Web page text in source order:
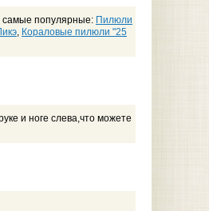
самые популярные: Пилюли
, Кораловые пилюли "25
и ноге слева,что можете